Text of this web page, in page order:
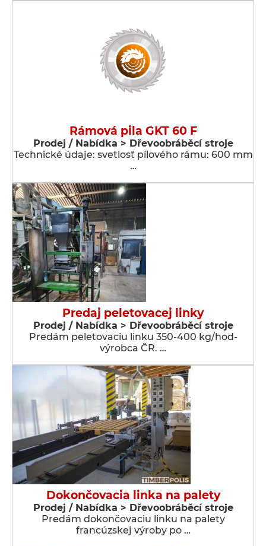
Rámová pila GKT 60 F
Prodej / Nabídka > Dřevoobráběcí stroje
Technické údaje: svetlosť pílového rámu: 600 mm
…
Predaj peletovacej linky
Prodej / Nabídka > Dřevoobráběcí stroje
Predám peletovaciu linku 350-400 kg/hod-
výrobca ČR. …
Dokončovacia linka na palety
Prodej / Nabídka > Dřevoobráběcí stroje
Predám dokončovaciu linku na palety
francúzskej výroby po …